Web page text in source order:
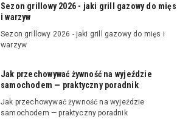
Sezon grillowy 2026 - jaki grill gazowy do mięs
i warzyw
Sezon grillowy 2026 - jaki grill gazowy do mięs i
warzyw
Jak przechowywać żywność na wyjeździe
samochodem — praktyczny poradnik
Jak przechowywać żywność na wyjeździe
samochodem — praktyczny poradnik